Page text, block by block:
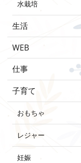
水栽培
生活
WEB
仕事
子育て
おもちゃ
レジャー
妊娠